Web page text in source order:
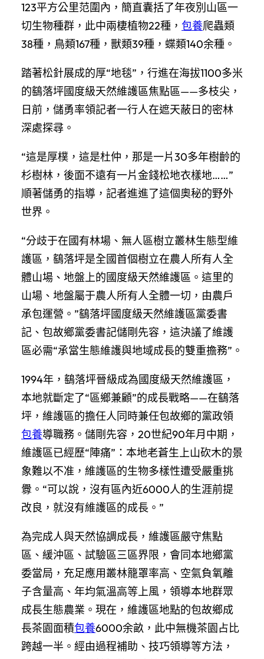
123平方公里范圍內，簡直囊括了年夜別山區一
切生物種群，此中兩棲植物22種， 包養爬蟲類
38種，鳥類167種，獸類39種，蝶類140余種。
踏著松針展成的厚“地毯”，行進在海拔1100多米
的鷂落坪國度級天然維護區焦點區——多枝尖，
日前，儲勇率領記者一行人在遮天蔽日的密林
深處探尋。
“這是厚樸，這是杜仲，那是一片30多年樹齡的
杉樹林，後面不遠有一片金錢松地衣樣地……”
順著儲勇的指導，記者進進了這個奧秘的野外
世界。
“分歧于在國有林場、無人區樹立叢林生態型維
護區，鷂落坪是全國首個樹立在農人所有人全
體山場、地盤上的國度級天然維護區。這里的
山場、地盤屬于農人所有人全體一切，由農戶
承包運營。”鷂落坪國度級天然維護區黨委書
記、包故鄉黨委書記儲剛先容，這決議了維護
區必需“承當生態維護與地域成長的雙重擔務”。
1994年，鷂落坪晉級成為國度級天然維護區，
本地就斷定了“區鄉兼顧”的成長戰略——在鷂落
坪，維護區的擔任人同時兼任包故鄉的黨政領
包養導職務。儲剛先容，20世紀90年月中期，
維護區已經歷“陣痛”：本地老蒼生上山砍木的景
象難以不准，維護區的生物多樣性遭受嚴重挑
釁。“可以說，沒有區內近6000人的生涯前提
改良，就沒有維護區的成長。”
為完成人與天然協調成長，維護區嚴守焦點
區、緩沖區、試驗區三區界限，會同本地鄉黨
委當局，充足應用叢林籠罩率高、空氣負氧離
子含量高、年均氣溫高等上風，領導本地群眾
成長生態農業。現在，維護區地點的包故鄉成
長茶園面積包養6000余畝，此中無機茶園占比
跨越一半。經由過程補助、技巧領導等方法，